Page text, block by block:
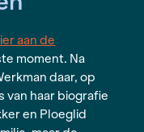
bijAtelier aan de
juiste moment.